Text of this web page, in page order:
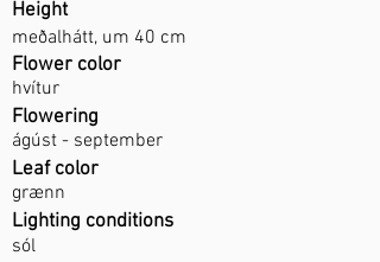
Height
meðalhátt, um 40 cm
Flower color
hvítur
Flowering
ágúst - september
Leaf color
grænn
Lighting conditions
sól